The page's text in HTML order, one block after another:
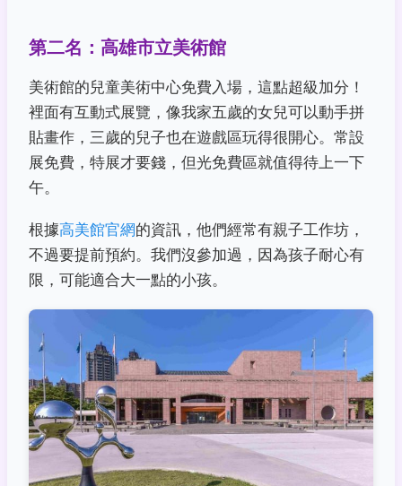
第二名：高雄市立美術館
美術館的兒童美術中心免費入場，這點超級加分！
裡面有互動式展覽，像我家五歲的女兒可以動手拼
貼畫作，三歲的兒子也在遊戲區玩得很開心。常設
展免費，特展才要錢，但光免費區就值得待上一下
午。
根據高美館官網的資訊，他們經常有親子工作坊，
不過要提前預約。我們沒參加過，因為孩子耐心有
限，可能適合大一點的小孩。